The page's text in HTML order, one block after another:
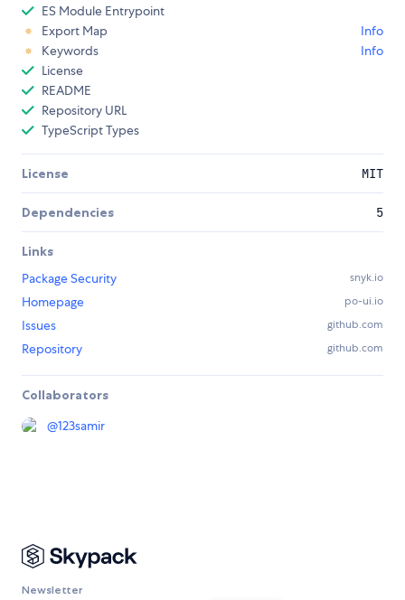
ES Module Entrypoint
Export Map
Info
Keywords
Info
License
README
Repository URL
TypeScript Types
License MIT
Dependencies 5
Links
Package Security
snyk.io
Homepage po-ui.io
Issues github.com
Repository github.com
Collaborators
@123samir
Newsletter